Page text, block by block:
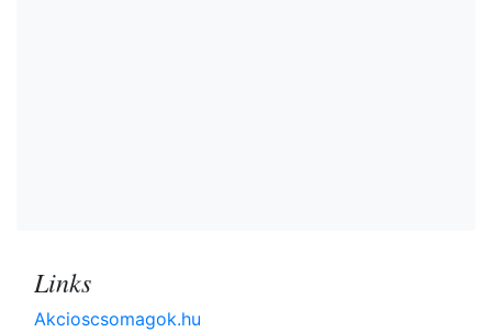
Links
Akcioscsomagok.hu